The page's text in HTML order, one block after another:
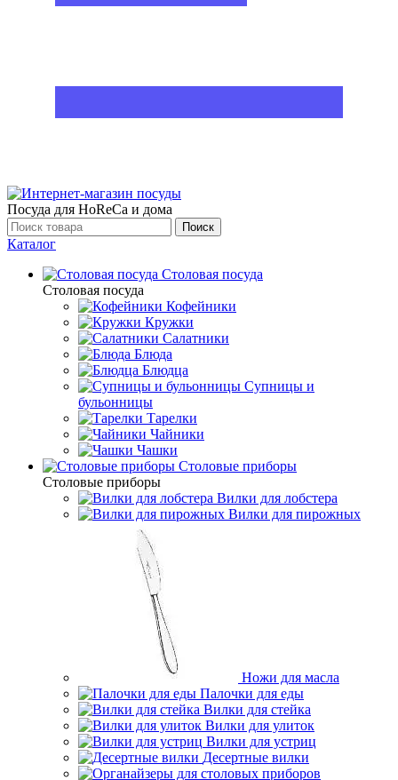
Посуда для HoReCa и дома
Поиск
Каталог
Столовая посуда
Столовая посуда
Кофейники
Кружки
Салатники
Блюда
Блюдца
Супницы и
бульонницы
Тарелки
Чайники
Чашки
Cтоловые приборы
Cтоловые приборы
Вилки для лобстера
Вилки для пирожных
Ножи для масла
Палочки для еды
Вилки для стейка
Вилки для улиток
Вилки для устриц
Десертные вилки